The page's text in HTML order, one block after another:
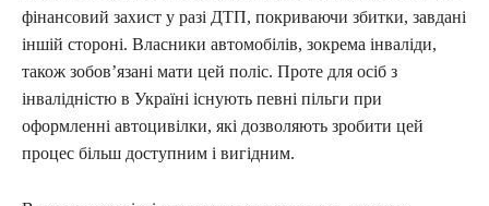
фінансовий захист у разі ДТП, покриваючи збитки, завдані
іншій стороні. Власники автомобілів, зокрема інваліди,
також зобов’язані мати цей поліс. Проте для осіб з
інвалідністю в Україні існують певні пільги при
оформленні автоцивілки, які дозволяють зробити цей
процес більш доступним і вигідним.